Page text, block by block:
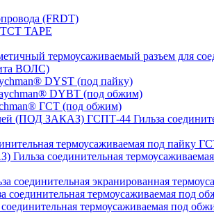
(FRDT)
TAPE
термоусаживаемый разъем для
ВОЛС)
DYST (под пайку)
DYBT (под обжим)
ГСТ (под обжим)
ГСПТ-44 Гильза
термоусаживаемая под
Гильза соединительная
соединительная экранированная
соединительная термоусаживаемая
соединительная термоусаживаемая под